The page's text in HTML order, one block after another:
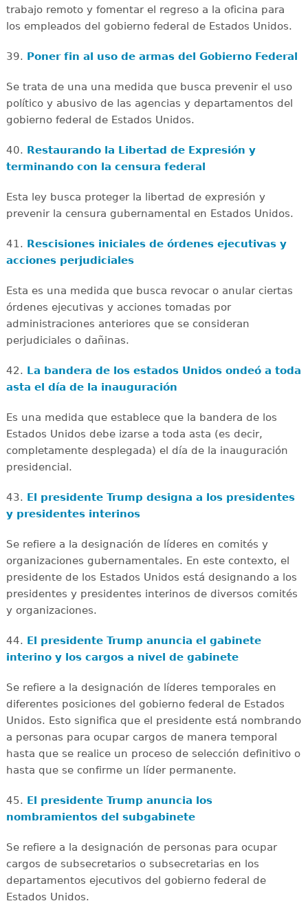
trabajo remoto y fomentar el regreso a la oficina para
los empleados del gobierno federal de Estados Unidos.
39. Poner fin al uso de armas del Gobierno Federal
Se trata de una una medida que busca prevenir el uso
político y abusivo de las agencias y departamentos del
gobierno federal de Estados Unidos.
40. Restaurando la Libertad de Expresión y
terminando con la censura federal
Esta ley busca proteger la libertad de expresión y
prevenir la censura gubernamental en Estados Unidos.
41. Rescisiones iniciales de órdenes ejecutivas y
acciones perjudiciales
Esta es una medida que busca revocar o anular ciertas
órdenes ejecutivas y acciones tomadas por
administraciones anteriores que se consideran
perjudiciales o dañinas.
42. La bandera de los estados Unidos ondeó a toda
asta el día de la inauguración
Es una medida que establece que la bandera de los
Estados Unidos debe izarse a toda asta (es decir,
completamente desplegada) el día de la inauguración
presidencial.
43. El presidente Trump designa a los presidentes
y presidentes interinos
Se refiere a la designación de líderes en comités y
organizaciones gubernamentales. En este contexto, el
presidente de los Estados Unidos está designando a los
presidentes y presidentes interinos de diversos comités
y organizaciones.
44. El presidente Trump anuncia el gabinete
interino y los cargos a nivel de gabinete
Se refiere a la designación de líderes temporales en
diferentes posiciones del gobierno federal de Estados
Unidos. Esto significa que el presidente está nombrando
a personas para ocupar cargos de manera temporal
hasta que se realice un proceso de selección definitivo o
hasta que se confirme un líder permanente.
45. El presidente Trump anuncia los
nombramientos del subgabinete
Se refiere a la designación de personas para ocupar
cargos de subsecretarios o subsecretarias en los
departamentos ejecutivos del gobierno federal de
Estados Unidos.